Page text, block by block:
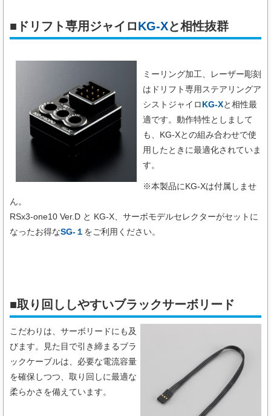
■ドリフト専用ジャイロKG-Xと相性抜群
ミーリング加工、レーザー彫刻
はドリフト専用ステアリングア
シストジャイロKG-Xと相性最
適です。動作特性としまして
も、KG-Xとの組み合わせで使
用したときに最適化されていま
す。
※本製品にKG-Xは付属しませ
ん。
RSx3-one10 Ver.D と KG-X、サーボモデルセレクターがセットに
なったお得なSG-１ をご利用ください。
■取り回ししやすいブラックサーボリード
こだわりは、サーボリードにも及
びます。見た目で引き締まるブラ
ックケーブルは、必要な電流容量
を確保しつつ、取り回しに最適な
柔らかさを備えています。